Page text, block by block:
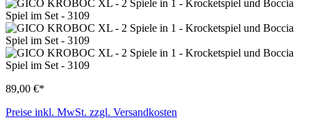
89,00 €*
Preise inkl. MwSt. zzgl. Versandkosten